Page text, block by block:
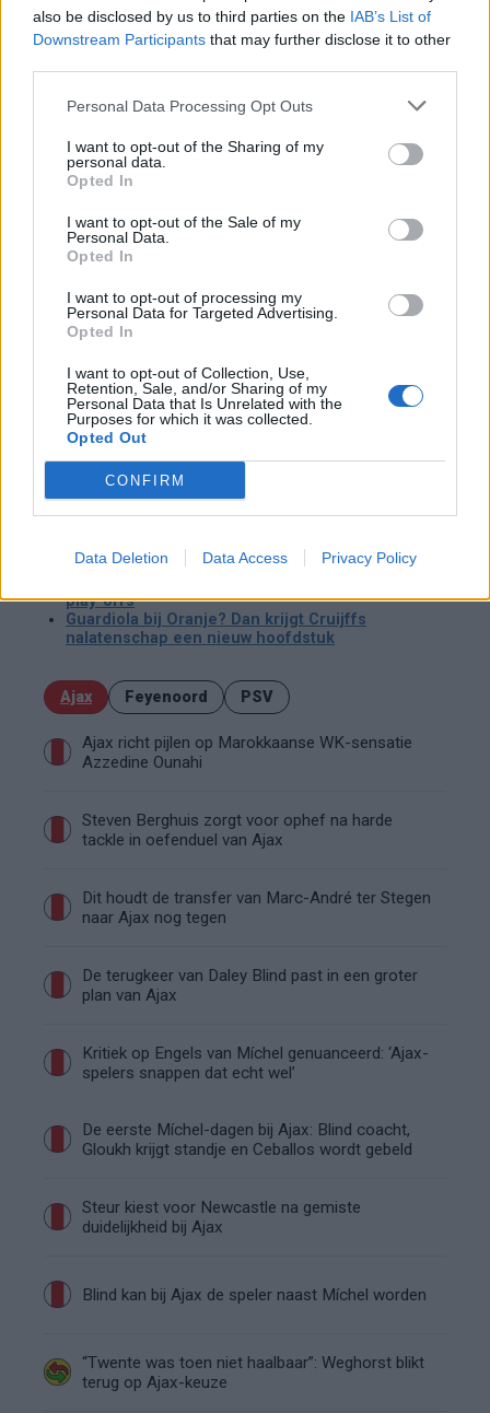
also be disclosed by us to third parties on the IAB’s List of
Downstream Participants that may further disclose it to other
Personal Data Processing Opt Outs
I want to opt-out of the Sharing of my
personal data.
Opted In
I want to opt-out of the Sale of my
Personal Data.
Opted In
I want to opt-out of processing my
Personal Data for Targeted Advertising.
Opted In
I want to opt-out of Collection, Use,
Retention, Sale, and/or Sharing of my
Personal Data that Is Unrelated with the
Purposes for which it was collected.
Opted Out
CONFIRM
Data Deletion Data Access Privacy Policy
Waarom het idee toch blijft leven
projectie en verlangen. Zeker bij een club met een
uitgesproken identiteit blijven supporters zoeken naar figuren
die aansluiten bij het historische ideaalbeeld. Guardiola
vertegenwoordigt dat beeld bijna perfect. Niet omdat hij
daadwerkelijk onderweg lijkt naar Amsterdam, maar omdat hij
staat voor het type voetbal waarmee Ajax zichzelf het liefst
Conclusie
Het idee van Pep Guardiola bij Ajax is uiteindelijk minder een
realistisch transferscenario en meer een verhaal over
identiteit. De naam Guardiola roept direct het verlangen op
naar controle, herkenbaarheid en Cruijff-voetbal. En precies
daarom blijft zo’n droom terugkeren zodra Ajax opnieuw op
zoek gaat naar richting.
Lees ook:
play-offs
Guardiola bij Oranje? Dan krijgt Cruijffs
nalatenschap een nieuw hoofdstuk
Ajax Feyenoord PSV
Ajax richt pijlen op Marokkaanse WK-sensatie
Azzedine Ounahi
Steven Berghuis zorgt voor ophef na harde
tackle in oefenduel van Ajax
Dit houdt de transfer van Marc-André ter Stegen
naar Ajax nog tegen
De terugkeer van Daley Blind past in een groter
plan van Ajax
Kritiek op Engels van Míchel genuanceerd: ‘Ajax-
spelers snappen dat echt wel’
De eerste Míchel-dagen bij Ajax: Blind coacht,
Gloukh krijgt standje en Ceballos wordt gebeld
Steur kiest voor Newcastle na gemiste
duidelijkheid bij Ajax
Blind kan bij Ajax de speler naast Míchel worden
“Twente was toen niet haalbaar”: Weghorst blikt
terug op Ajax-keuze